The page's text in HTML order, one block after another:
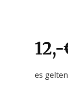
es